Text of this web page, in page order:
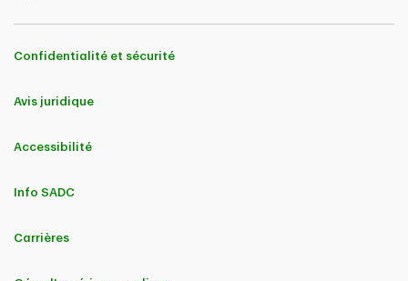
Confidentialité et sécurité
Avis juridique
Accessibilité
Info SADC
Carrières